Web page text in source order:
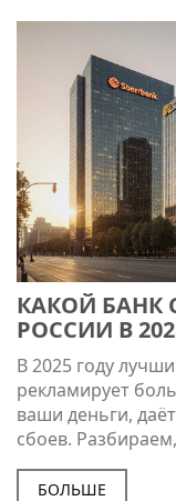
КАКОЙ БАНК
РОССИИ В
В 2025 году
рекламирует
ваши деньги,
сбоев.
внимания.
БОЛЬШЕ